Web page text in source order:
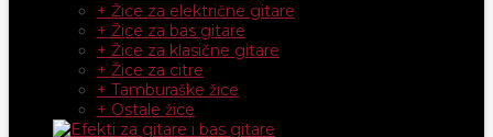
+ Žice za električne gitare
+ Žice za bas gitare
+ Žice za klasične gitare
+ Žice za citre
+ Tamburaške žice
+ Ostale žice